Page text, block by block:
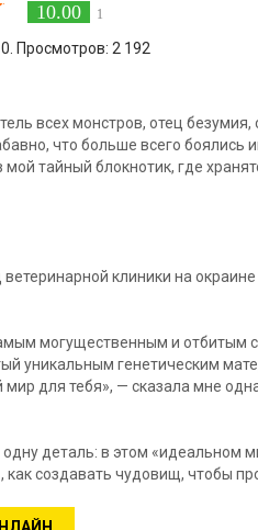
10.00 1
Просмотров: 2 192
всех монстров, отец безумия,
что больше всего боялись
тайный блокнотик, где
клиники на
могущественным и отбитым
уникальным генетическим
для тебя», — сказала мне
деталь: в этом «идеальном
как создавать чудовищ, чтобы